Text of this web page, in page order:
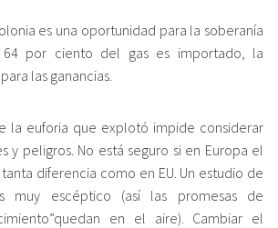
es una oportunidad para la soberanía
64 por ciento del gas es importado, la
las ganancias.
la euforia que explotó impide considerar
y peligros. No está seguro si en Europa el
diferencia como en EU. Un estudio de
muy escéptico (así las promesas de
en el aire). Cambiar el